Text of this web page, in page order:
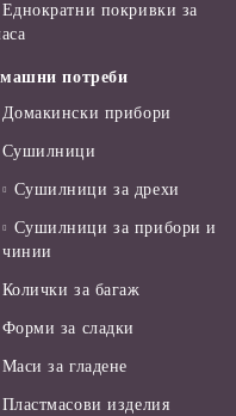
Еднократни покривки за
потреби
Домакински прибори
Сушилници
Сушилници за дрехи
Сушилници за прибори и
чинии
Колички за багаж
Форми за сладки
Маси за гладене
Пластмасови изделия